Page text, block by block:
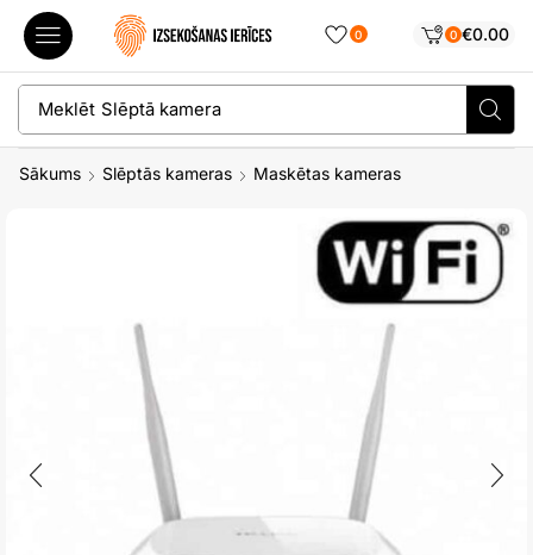
0 0 €0.00
Meklēt Slēptā kamera
Sākums Slēptās kameras Maskētas kameras